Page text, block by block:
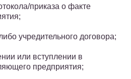
приказа о факте
учредительного договора;
или вступлении в
предприятия;